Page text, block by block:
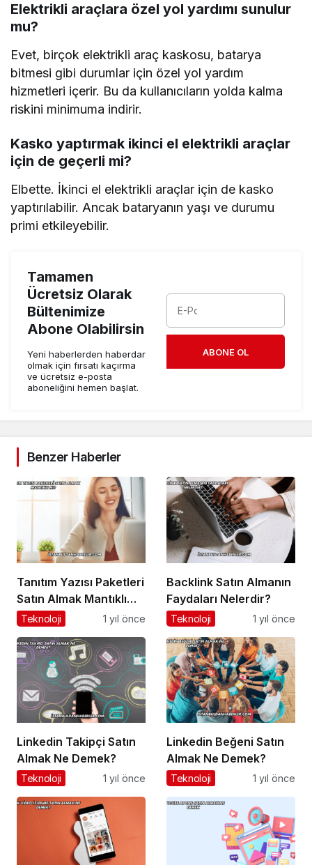
Elektrikli araçlara özel yol yardımı sunulur
mu?
Evet, birçok elektrikli araç kaskosu, batarya
bitmesi gibi durumlar için özel yol yardım
hizmetleri içerir. Bu da kullanıcıların yolda kalma
riskini minimuma indirir.
Kasko yaptırmak ikinci el elektrikli araçlar
için de geçerli mi?
Elbette. İkinci el elektrikli araçlar için de kasko
yaptırılabilir. Ancak bataryanın yaşı ve durumu
primi etkileyebilir.
Tamamen
Ücretsiz Olarak
Bültenimize
Abone Olabilirsin
Yeni haberlerden haberdar
olmak için fırsatı kaçırma
ve ücretsiz e-posta
aboneliğini hemen başlat.
ABONE OL
Benzer Haberler
Tanıtım Yazısı Paketleri
Satın Almak Mantıklı
mı?
Teknoloji 1 yıl önce
Backlink Satın Almanın
Faydaları Nelerdir?
Teknoloji 1 yıl önce
Linkedin Takipçi Satın
Almak Ne Demek?
Teknoloji 1 yıl önce
Linkedin Beğeni Satın
Almak Ne Demek?
Teknoloji 1 yıl önce